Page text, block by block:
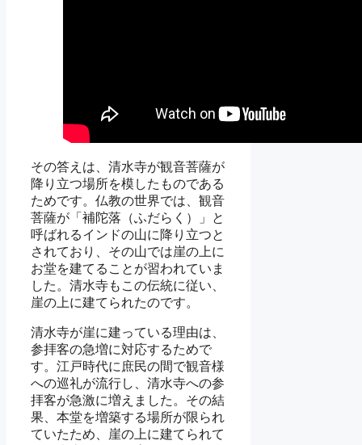
その答えは、清水寺が観音菩薩が
降り立つ場所を模したものである
ためです。仏教の世界では、観音
菩薩が「補陀落（ふだらく）」と
呼ばれるインドの山に降り立つと
されており、その山では崖の上に
お堂を建てることが習われていま
した。清水寺もこの伝統に従い、
崖の上に建てられたのです。
清水寺が崖に建っている理由は、
参拝客の急増に対応するためで
す。江戸時代に庶民の間で観音様
への巡礼が流行し、清水寺への参
拝客が急激に増えました。その結
果、本堂を増築する場所が限られ
ていたため、崖の上に建てられて